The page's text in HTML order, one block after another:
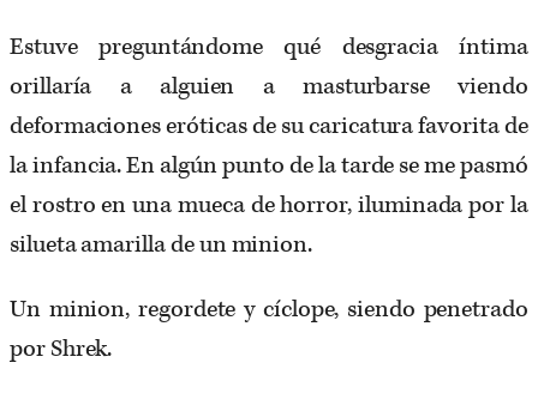
Estuve preguntándome qué desgracia íntima
orillaría a alguien a masturbarse viendo
deformaciones eróticas de su caricatura favorita de
la infancia. En algún punto de la tarde se me pasmó
el rostro en una mueca de horror, iluminada por la
silueta amarilla de un minion.
Un minion, regordete y cíclope, siendo penetrado
por Shrek.